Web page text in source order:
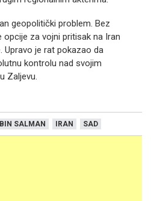
geopolitički problem. Bez
za vojni pritisak na Iran
Upravo je rat pokazao da
kontrolu nad svojim
Zaljevu.
BIN SALMAN IRAN SAD